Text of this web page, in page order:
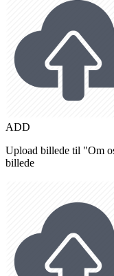
ADD
Upload billede til "Om
billede